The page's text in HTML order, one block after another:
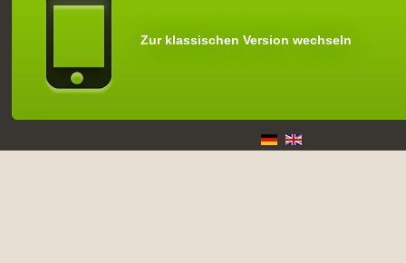
Zur klassischen Version wechseln